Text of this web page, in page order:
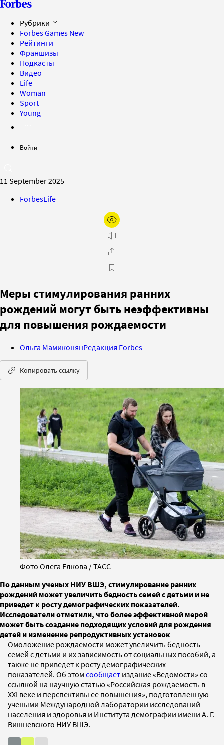
Рубрики
Forbes Games New
Рейтинги
Франшизы
Подкасты
Видео
Life
Woman
Sport
Young
Войти
11 September 2025
ForbesLife
Меры стимулирования ранних
рождений могут быть неэффективны
для повышения рождаемости
Ольга МамиконянРедакция Forbes
Копировать ссылку
Фото Олега Елкова / ТАСС
По данным ученых НИУ ВШЭ, стимулирование ранних
рождений может увеличить бедность семей с детьми и не
приведет к росту демографических показателей.
Исследователи отметили, что более эффективной мерой
может быть создание подходящих условий для рождения
детей и изменение репродуктивных установок
Омоложение рождаемости может увеличить бедность
семей с детьми и их зависимость от социальных пособий, а
также не приведет к росту демографических
показателей. Об этом сообщает издание «Ведомости» со
ссылкой на научную статью «Российская рождаемость в
XXI веке и перспективы ее повышения», подготовленную
учеными Международной лаборатории исследований
населения и здоровья и Института демографии имени А. Г.
Вишневского НИУ ВШЭ.